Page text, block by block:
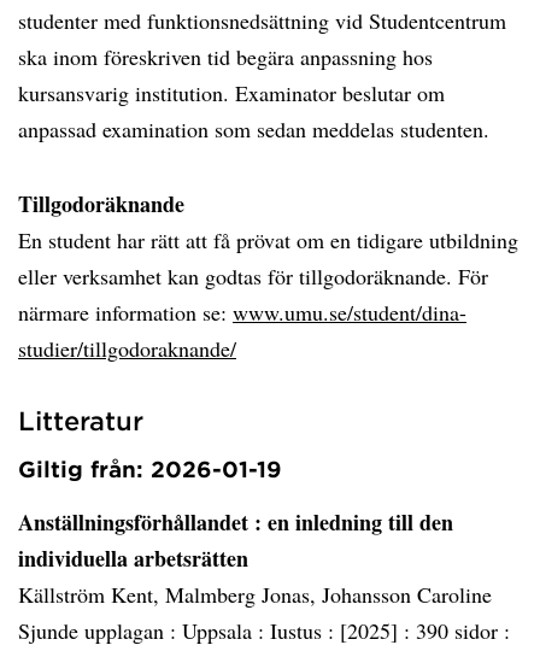
studenter med funktionsnedsättning vid Studentcentrum
ska inom föreskriven tid begära anpassning hos
kursansvarig institution. Examinator beslutar om
anpassad examination som sedan meddelas studenten.
Tillgodoräknande
En student har rätt att få prövat om en tidigare utbildning
eller verksamhet kan godtas för tillgodoräknande. För
närmare information se: www.umu.se/student/dina-
studier/tillgodoraknande/
Litteratur
Giltig från: 2026-01-19
Anställningsförhållandet : en inledning till den
individuella arbetsrätten
Källström Kent, Malmberg Jonas, Johansson Caroline
Sjunde upplagan : Uppsala : Iustus : [2025] : 390 sidor :